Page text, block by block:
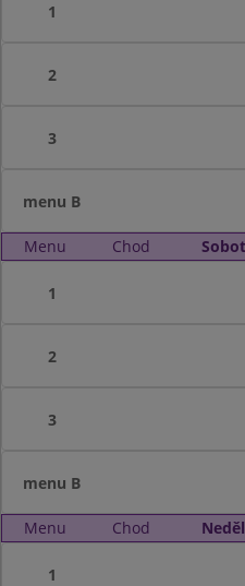
1
2
3
menu B
Menu Chod
1
2
3
menu B
Menu Chod
1